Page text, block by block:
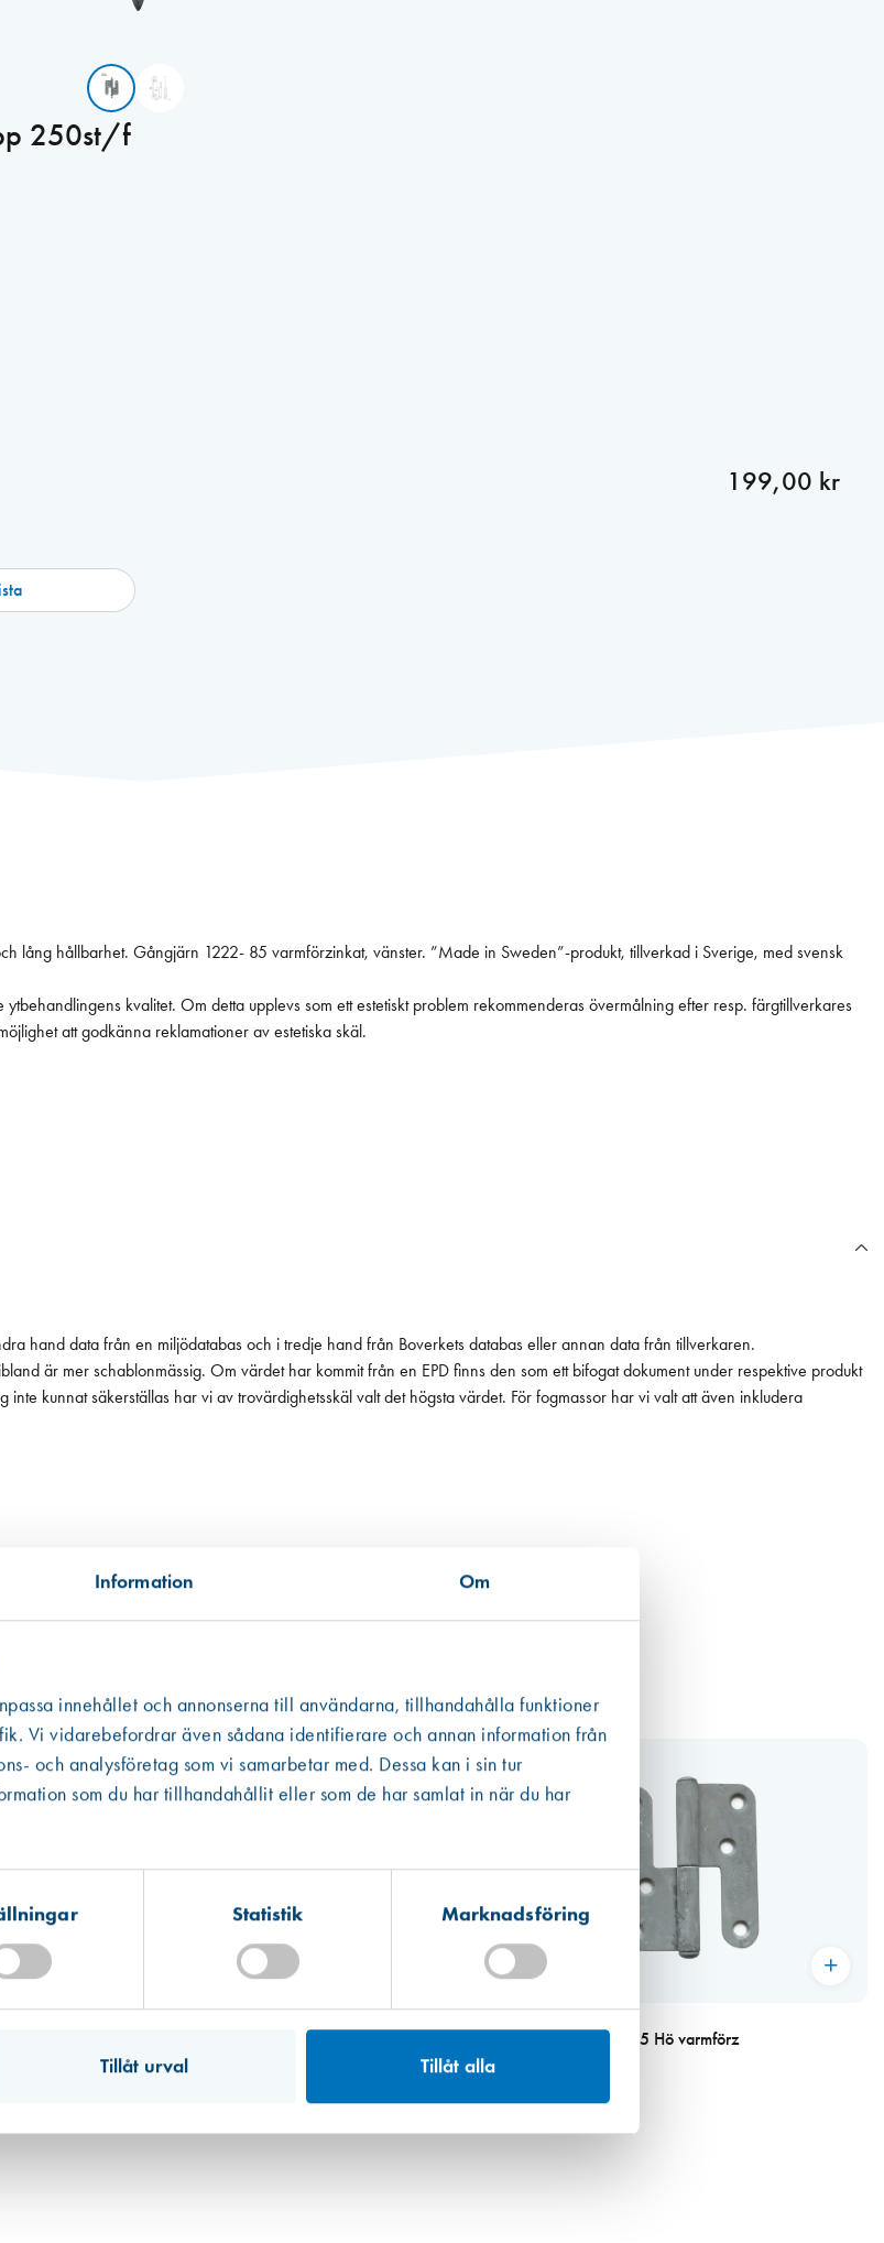
Information Om
innehållet och annonserna till användarna, tillhandahålla funktioner
Vi vidarebefordrar även sådana identifierare och annan information från
och analysföretag som vi samarbetar med. Dessa kan i sin tur
som du har tillhandahållit eller som de har samlat in när du har
Statistik Marknadsföring
Tillåt urval Tillåt alla
250st/f
199,00 kr
hand data från en miljödatabas och i tredje hand från Boverkets databas eller annan data från tillverkaren.
är mer schablonmässig. Om värdet har kommit från en EPD finns den som ett bifogat dokument under respektive produkt
kunnat säkerställas har vi av trovärdighetsskäl valt det högsta värdet. För fogmassor har vi valt att även inkludera
lång hållbarhet. Gångjärn 1222- 85 varmförzinkat, vänster. ”Made in Sweden”-produkt, tillverkad i Sverige, med svensk
kvalitet. Om detta upplevs som ett estetiskt problem rekommenderas övermålning efter resp. färgtillverkares
att godkänna reklamationer av estetiska skäl.
Art. nr 1345
Gångjärn 1222-85 Vä varmförz konisk knopp
140,00 kr
Art. nr 2351
Gångjärn 1222-85 Hö varmförz
Västberga
Slut i lager
Hitta hit
Hitta hit
Mullsjö (lager)
Finns i lager (339 st)
Hitta hit